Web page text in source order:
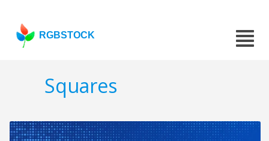
RGBSTOCK
Squares